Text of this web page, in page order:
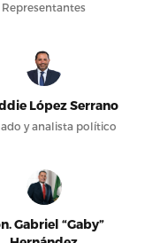
Representantes
López Serrano
y analista político
Gabriel “Gaby”